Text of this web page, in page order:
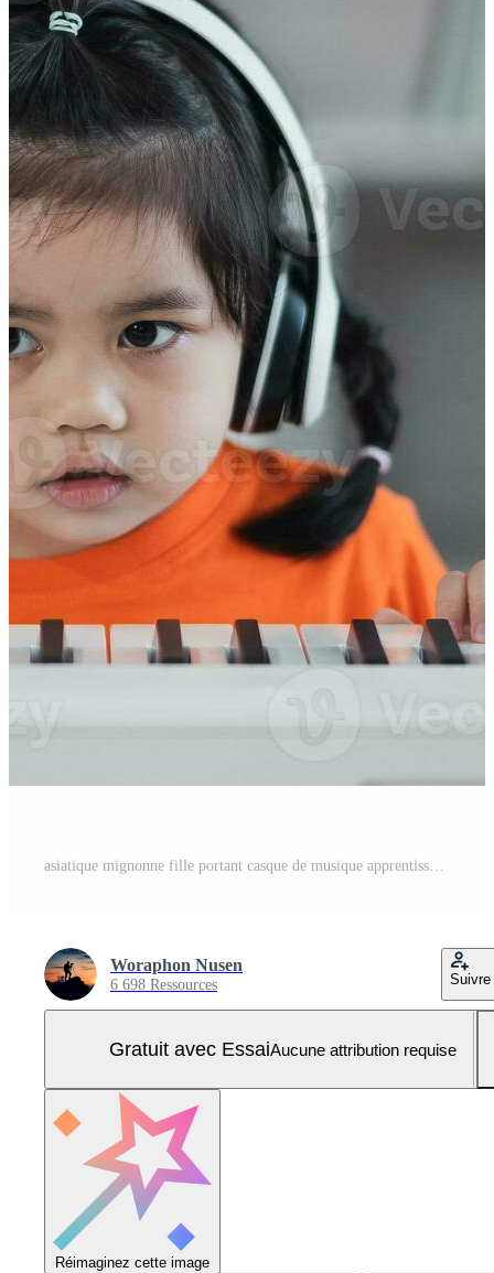
asiatique mignonne fille portant casque de musique apprentissage en ligne piano la musique avec prof par mobile téléphone ou tablette. le idée de Activités pour le enfant à Accueil pendant quarantaine. la musique apprentissage étude concept. Photo Pro
Woraphon Nusen
6 698 Ressources Suivre
Gratuit avec EssaiAucune attribution requise
Réimaginez cette image